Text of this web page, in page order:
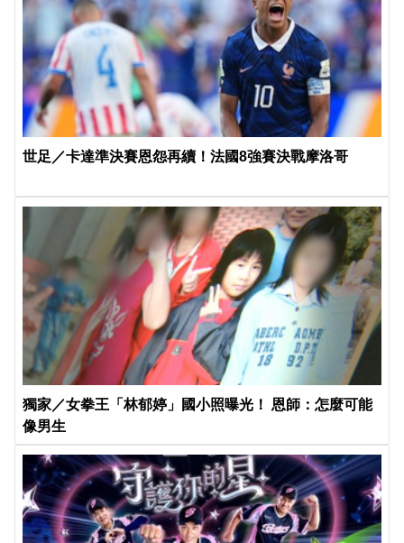
世足／卡達準決賽恩怨再續！法國8強賽決戰摩洛哥
獨家／女拳王「林郁婷」國小照曝光！ 恩師：怎麼可能
像男生